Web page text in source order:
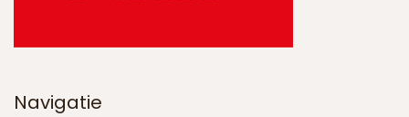
Navigatie